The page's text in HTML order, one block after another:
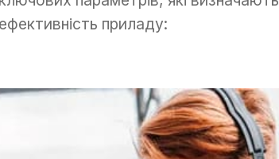
ефективність приладу: